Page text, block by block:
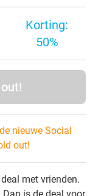
Korting:
50%
nieuwe Social
out!
met vrienden.